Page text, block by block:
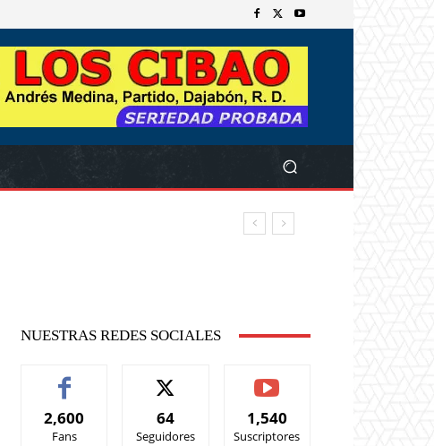
NUESTRAS REDES SOCIALES
2,600
Fans
64
Seguidores
1,540
Suscriptores